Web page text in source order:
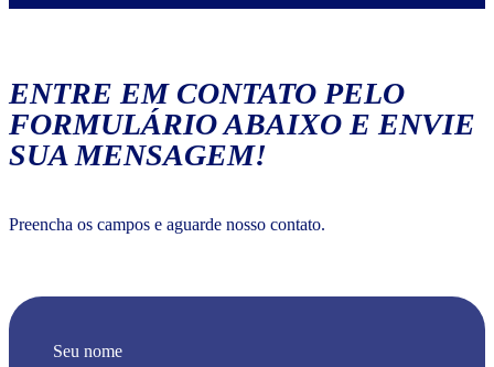
ENTRE EM CONTATO PELO
FORMULÁRIO ABAIXO E ENVIE
SUA MENSAGEM!
Preencha os campos e aguarde nosso contato.
Seu nome